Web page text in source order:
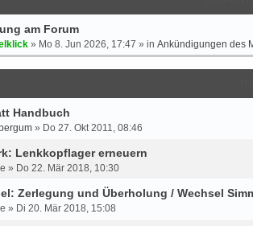
E
R
am Forum
» Mo 8. Jun 2026, 17:47 » in Ankündigungen des
Handbuch
» Do 27. Okt 2011, 08:46
Lenkkopflager erneuern
» Do 22. Mär 2018, 10:30
Zerlegung und Überholung / Wechsel
» Di 20. Mär 2018, 15:08